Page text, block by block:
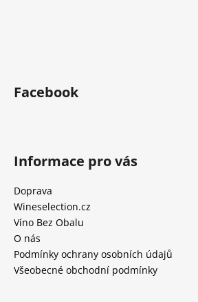
Facebook
Informace pro vás
Doprava
Wineselection.cz
Víno Bez Obalu
O nás
Podmínky ochrany osobních údajů
Všeobecné obchodní podmínky